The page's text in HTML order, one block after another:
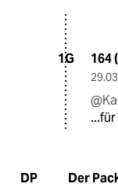
1G 164
DP Der